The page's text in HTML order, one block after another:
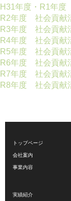
H31年度・R1年
R2年度 社会貢献
R3年度 社会貢献
R4年度 社会貢献
R5年度 社会貢献
R6年度 社会貢献
R7年度 社会貢献
R8年度 社会貢献
トップページ
会社案内
事業内容
実績紹介